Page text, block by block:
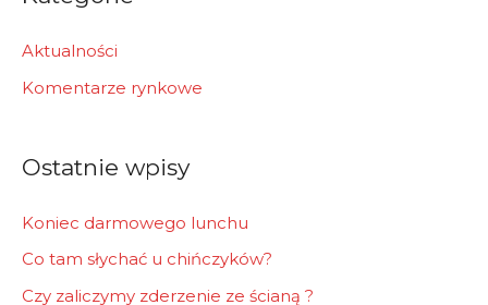
h
f
Aktualności
Komentarze rynkowe
Ostatnie wpisy
Koniec darmowego lunchu
Co tam słychać u chińczyków?
Czy zaliczymy zderzenie ze ścianą ?